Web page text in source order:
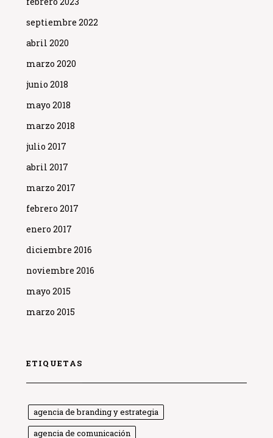
septiembre 2022
abril 2020
marzo 2020
junio 2018
mayo 2018
marzo 2018
julio 2017
abril 2017
marzo 2017
febrero 2017
enero 2017
diciembre 2016
noviembre 2016
mayo 2015
marzo 2015
ETIQUETAS
agencia de branding y estrategia
agencia de comunicación